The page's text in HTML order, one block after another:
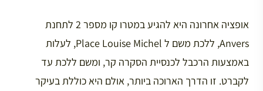
אופציה אחרונה היא להגיע במטרו קו מספר 2 לתחנת
Anvers, ללכת משם ל Place Louise Michel, לעלות
באמצעות הרכבל לכנסיית הסקרה קר, ומשם ללכת עד
לקברט. זו הדרך הארוכה ביותר, אולם היא כוללת בעיקר